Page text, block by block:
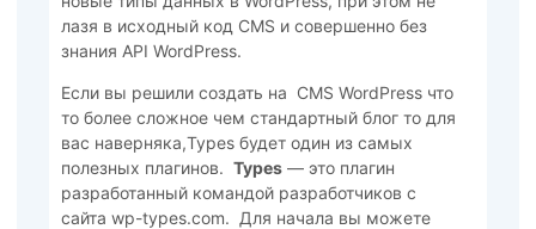
лазя в исходный код CMS и совершенно без
знания API WordPress.
Если вы решили создать на CMS WordPress что
то более сложное чем стандартный блог то для
вас наверняка,Types будет один из самых
полезных плагинов. Types— это плагин
разработанный командой разработчиков с
сайта wp-types.com. Для начала вы можете